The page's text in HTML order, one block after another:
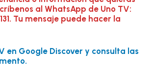
al WhatsApp de Uno TV:
Tu mensaje puede hacer la
en Google Discover y consulta las